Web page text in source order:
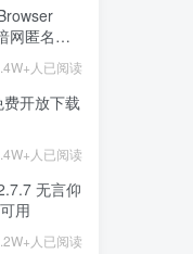
网匿名浏
人已阅读
开放下载
人已阅读
无言仰
用
人已阅读